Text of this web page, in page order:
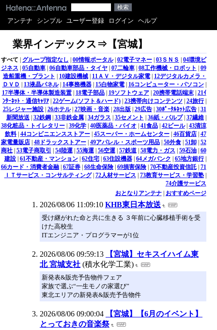
アンテナ シンプル ユーザー登録 ログイン ヘルプ
業界インデックス⇒【宮城】
すべて | グループ指定なし | 00情報ポータル| 02電子マネー| 03ＳＮＳ | 04環境ビ
ジネス | 05自動車| 06自動車部品・タイヤ| 07二輪車| 08工作機械・ロボット | 09
造船重機・プラント | 10建設機械| 11ＡＶ・デジタル家電| 12デジタルカメラ・
ＤＶＤ | 13液晶パネル| 14事務機器| 15白物家電| 16コンピューター・パソコン|
17半導体・半導体製造装置| 18電子部品| 19ソフトウェア| 20携帯電話端末| 21ｲ
ﾝﾀｰﾈｯﾄ・通信ｷｬﾘｱ| 22ゲーム(ソフト＆ハード)| 23携帯向けコンテンツ| 24旅行|
25レジャー施設| 26ホテル| 27映画・音楽| 28出版| 29広告| 30ﾎﾟｰﾀﾙﾈｯﾄ広告| 31
新聞放送| 32鉄鋼| 33非鉄金属| 34ガラス | 35セメント | 36紙・パルプ| 37繊維|
38化粧品・トイレタリー| 39化学| 40医薬品・バイオ | 41食品| 42ビール| 43清涼
飲料| 44コンビニエンスストアー| 45スーパー・ホームセンター| 46百貨店| 47
家電量販店| 48ドラックストアー| 49アパレル・スポーツ用品| 50外食| 51卸| 52
商社| 53電子商取引 | 54陸運| 55海運| 56空運| 57鉄道| 58電力・ガス | 59石油| 60
建設| 61不動産・マンション| 62住宅| 63住設機器| 64メガバンク | 65地方銀行|
66カード・消費者金融| 67証券| 68生命保険| 69損害保険| 70不動産投資信託| 71
ＩＴサービス・コンサルティング| 72人材サービス | 73教育サービス・学習塾|
74介護サービス
おとなりアンテナ| おすすめページ
2026/08/06 11:09:10 KHB東日本放送
受け継がれた命と共に生きる ３年前に心臓移植手術を受
けた高校生
ITエンジニア・プログラマーが1位
2026/08/06 09:59:13
【宮城】セキスイハイム東
北 宮城支社 (積水化学工業)
新発表&販売予告物件フェア
家族で選ぶ“一生モノの家選び”
東北エリアの新発表&販売予告物件
2026/08/06 09:00:04
【宮城】【6月のイベント】
とっておきの音楽祭